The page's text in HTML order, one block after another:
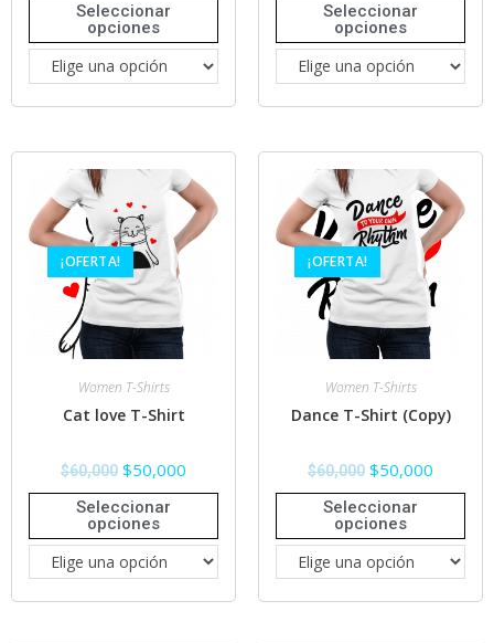
Seleccionar
opciones
Seleccionar
opciones
¡OFERTA!
Women T-Shirts
Cat love T-Shirt
$60,000 $50,000
Seleccionar
opciones
¡OFERTA!
Women T-Shirts
Dance T-Shirt (Copy)
$60,000 $50,000
Seleccionar
opciones